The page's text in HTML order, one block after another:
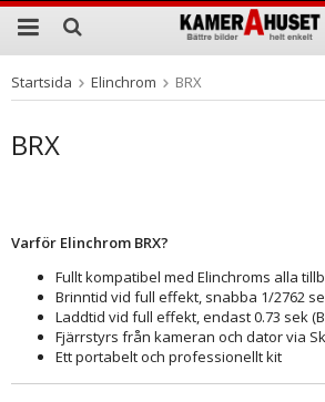
Produkten har blivit tillagd i
Startsida Elinchrom BRX
BRX
Varför Elinchrom BRX?
Fullt kompatibel med Elinchroms alla
Brinntid vid full effekt, snabba 1/2762
Laddtid vid full effekt, endast 0.73 sek
Fjärrstyrs från kameran och dator via
Ett portabelt och professionellt kit